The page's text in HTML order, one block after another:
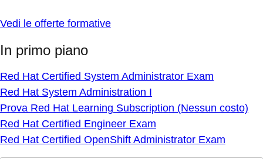
Vedi le offerte formative
In primo piano
Red Hat Certified System Administrator Exam
Red Hat System Administration I
Prova Red Hat Learning Subscription (Nessun costo)
Red Hat Certified Engineer Exam
Red Hat Certified OpenShift Administrator Exam